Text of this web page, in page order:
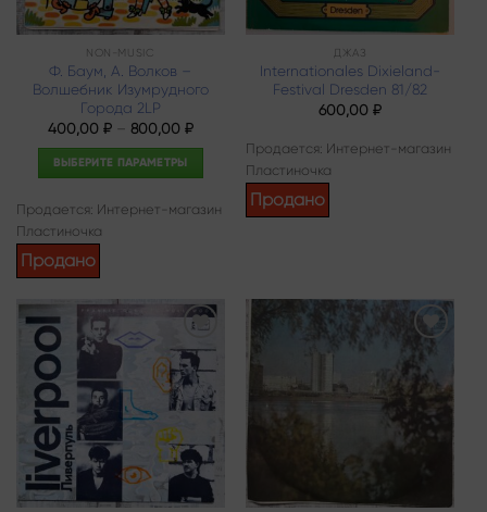
NON-MUSIC
Ф. Баум, А. Волков –
Волшебник Изумрудного
Города 2LP
400,00 ₽– 800,00 ₽
ВЫБЕРИТЕ ПАРАМЕТРЫ
товар
Опции
выбрать
на
странице
товара.
Продается: Интернет-магазин
Пластиночка
Продано
ДЖАЗ
Internationales Dixieland-
Festival Dresden 81/82
600,00₽
Продается: Интернет-магазин
Пластиночка
Продано
Add to
wishlist
Add to
wishlist